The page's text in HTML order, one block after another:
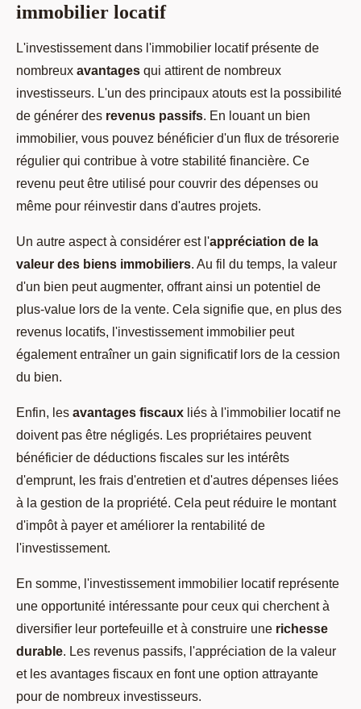
immobilier locatif
L'investissement dans l'immobilier locatif présente de
nombreux avantages qui attirent de nombreux
investisseurs. L'un des principaux atouts est la possibilité
de générer des revenus passifs. En louant un bien
immobilier, vous pouvez bénéficier d'un flux de trésorerie
régulier qui contribue à votre stabilité financière. Ce
revenu peut être utilisé pour couvrir des dépenses ou
même pour réinvestir dans d'autres projets.
Un autre aspect à considérer est l'appréciation de la
valeur des biens immobiliers. Au fil du temps, la valeur
d'un bien peut augmenter, offrant ainsi un potentiel de
plus-value lors de la vente. Cela signifie que, en plus des
revenus locatifs, l'investissement immobilier peut
également entraîner un gain significatif lors de la cession
du bien.
Enfin, les avantages fiscaux liés à l'immobilier locatif ne
doivent pas être négligés. Les propriétaires peuvent
bénéficier de déductions fiscales sur les intérêts
d'emprunt, les frais d'entretien et d'autres dépenses liées
à la gestion de la propriété. Cela peut réduire le montant
d'impôt à payer et améliorer la rentabilité de
l'investissement.
En somme, l'investissement immobilier locatif représente
une opportunité intéressante pour ceux qui cherchent à
diversifier leur portefeuille et à construire une richesse
durable. Les revenus passifs, l'appréciation de la valeur
et les avantages fiscaux en font une option attrayante
pour de nombreux investisseurs.